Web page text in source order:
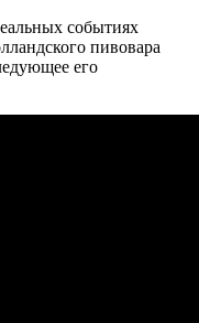
событиях
пивовара
его